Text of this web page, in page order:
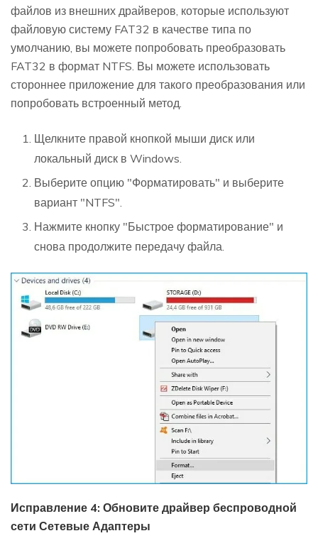
файлов из внешних драйверов, которые используют
файловую систему FAT32 в качестве типа по
умолчанию, вы можете попробовать преобразовать
FAT32 в формат NTFS. Вы можете использовать
стороннее приложение для такого преобразования или
попробовать встроенный метод.
Щелкните правой кнопкой мыши диск или
локальный диск в Windows.
Выберите опцию "Форматировать" и выберите
вариант "NTFS".
Нажмите кнопку "Быстрое форматирование" и
снова продолжите передачу файла.
Исправление 4: Обновите драйвер беспроводной
сети Сетевые Адаптеры